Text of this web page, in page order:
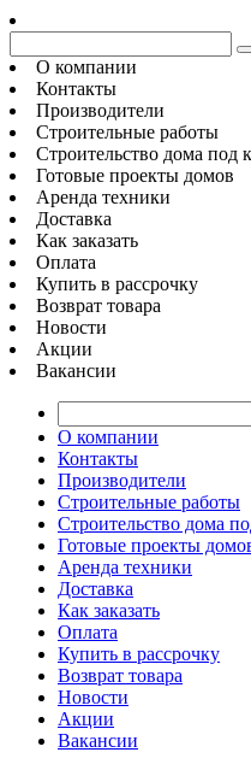
О компании
Контакты
Производители
Строительные работы
Строительство дома под
Готовые проекты домов
Аренда техники
Доставка
Как заказать
Оплата
Купить в рассрочку
Возврат товара
Новости
Акции
Вакансии
О компании
Контакты
Производители
Строительные работы
Строительство дома
Готовые проекты
Аренда техники
Доставка
Как заказать
Оплата
Купить в рассрочку
Возврат товара
Новости
Акции
Вакансии